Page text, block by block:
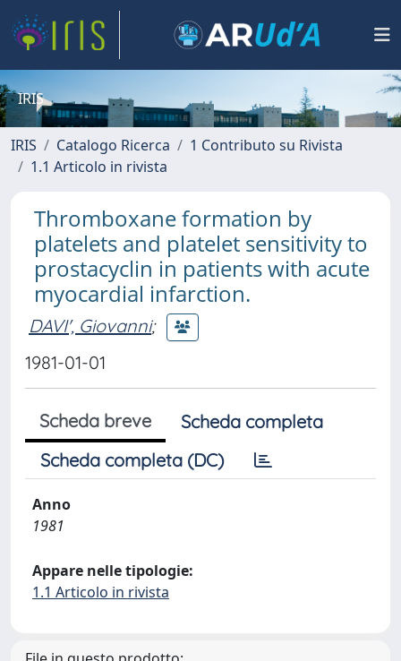
IRIS
IRIS Catalogo Ricerca
1 Contributo su Rivista
1.1 Articolo in rivista
Thromboxane formation by
platelets and platelet sensitivity to
prostacyclin in patients with acute
myocardial infarction.
DAVI', Giovanni;
1981-01-01
Scheda breve
Scheda completa
Scheda completa (DC)
Anno
1981
Appare nelle tipologie:
1.1 Articolo in rivista